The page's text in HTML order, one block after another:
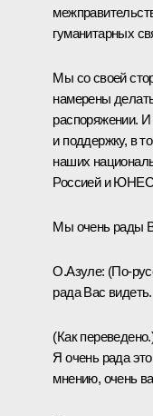
гуманитарных
Мы со своей
намерены
распоряжении.
и поддержку, в
наших
Россией и
Мы очень рады
О.Азуле: (По-
рада Вас видеть.
(Как
Я очень рада
мнению, очень